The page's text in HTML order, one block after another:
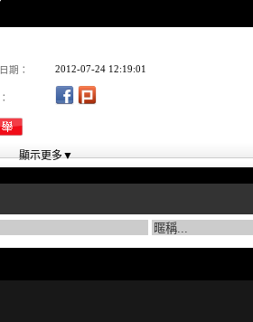
期： 2012-07-24 12:19:01